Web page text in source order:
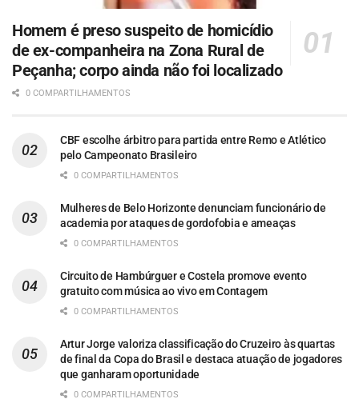
Homem é preso suspeito de homicídio
de ex-companheira na Zona Rural de
Peçanha; corpo ainda não foi localizado
0 COMPARTILHAMENTOS
CBF escolhe árbitro para partida entre Remo e Atlético
pelo Campeonato Brasileiro
0 COMPARTILHAMENTOS
Mulheres de Belo Horizonte denunciam funcionário de
academia por ataques de gordofobia e ameaças
0 COMPARTILHAMENTOS
Circuito de Hambúrguer e Costela promove evento
gratuito com música ao vivo em Contagem
0 COMPARTILHAMENTOS
Artur Jorge valoriza classificação do Cruzeiro às quartas
de final da Copa do Brasil e destaca atuação de jogadores
que ganharam oportunidade
0 COMPARTILHAMENTOS